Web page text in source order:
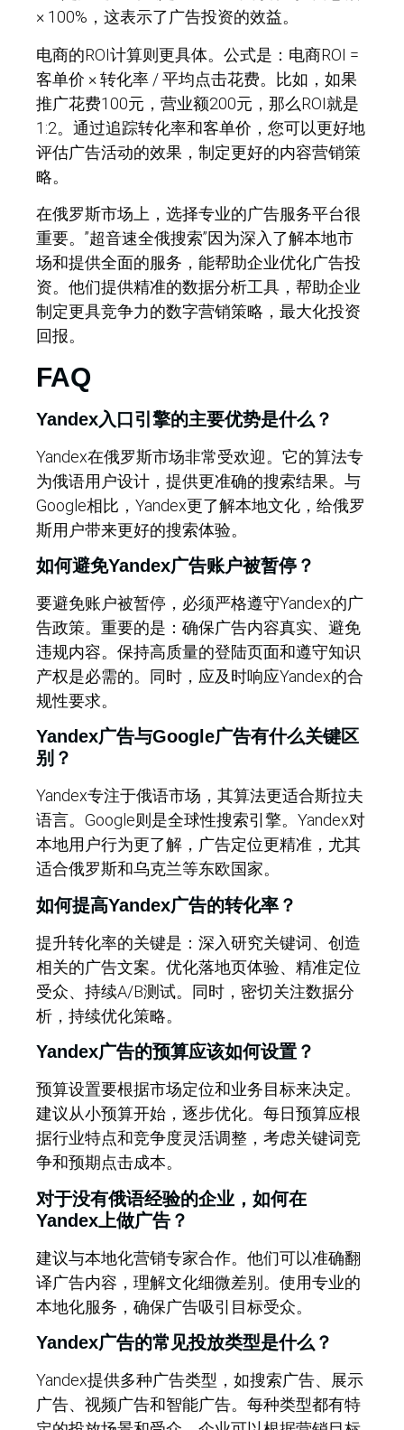
× 100%，这表示了广告投资的效益。
电商的ROI计算则更具体。公式是：电商ROI =
客单价 × 转化率 / 平均点击花费。比如，如果
推广花费100元，营业额200元，那么ROI就是
1:2。通过追踪转化率和客单价，您可以更好地
评估广告活动的效果，制定更好的内容营销策
略。
在俄罗斯市场上，选择专业的广告服务平台很
重要。”超音速全俄搜索”因为深入了解本地市
场和提供全面的服务，能帮助企业优化广告投
资。他们提供精准的数据分析工具，帮助企业
制定更具竞争力的数字营销策略，最大化投资
回报。
FAQ
Yandex入口引擎的主要优势是什么？
Yandex在俄罗斯市场非常受欢迎。它的算法专
为俄语用户设计，提供更准确的搜索结果。与
Google相比，Yandex更了解本地文化，给俄罗
斯用户带来更好的搜索体验。
如何避免Yandex广告账户被暂停？
要避免账户被暂停，必须严格遵守Yandex的广
告政策。重要的是：确保广告内容真实、避免
违规内容。保持高质量的登陆页面和遵守知识
产权是必需的。同时，应及时响应Yandex的合
规性要求。
Yandex广告与Google广告有什么关键区
别？
Yandex专注于俄语市场，其算法更适合斯拉夫
语言。Google则是全球性搜索引擎。Yandex对
本地用户行为更了解，广告定位更精准，尤其
适合俄罗斯和乌克兰等东欧国家。
如何提高Yandex广告的转化率？
提升转化率的关键是：深入研究关键词、创造
相关的广告文案。优化落地页体验、精准定位
受众、持续A/B测试。同时，密切关注数据分
析，持续优化策略。
Yandex广告的预算应该如何设置？
预算设置要根据市场定位和业务目标来决定。
建议从小预算开始，逐步优化。每日预算应根
据行业特点和竞争度灵活调整，考虑关键词竞
争和预期点击成本。
对于没有俄语经验的企业，如何在
Yandex上做广告？
建议与本地化营销专家合作。他们可以准确翻
译广告内容，理解文化细微差别。使用专业的
本地化服务，确保广告吸引目标受众。
Yandex广告的常见投放类型是什么？
Yandex提供多种广告类型，如搜索广告、展示
广告、视频广告和智能广告。每种类型都有特